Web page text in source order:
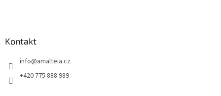
Kontakt
info@amalteia.cz
+420 775 888 989